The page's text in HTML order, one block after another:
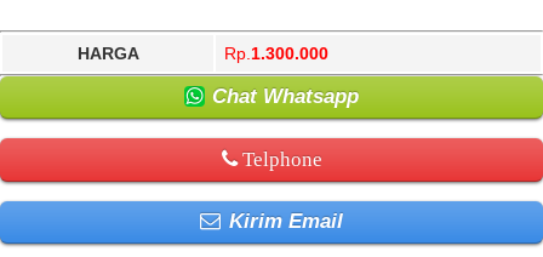
HARGA Rp. 1.300.000
Chat Whatsapp
Telphone
Kirim Email